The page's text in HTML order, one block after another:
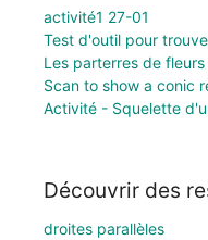
activité1 27-01
Test d'outil pour
Les parterres de fleurs
Scan to show a conic
Activité - Squelette
Découvrir des
droites parallèles